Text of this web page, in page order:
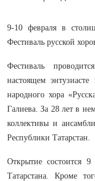
9-10 февраля в
Фестиваль русской
Фестиваль
настоящем энтузиасте
народного хора
Галиева. За 28 лет в
коллективы и
Республики Татарстан.
Открытие состоится
Татарстана. Кроме